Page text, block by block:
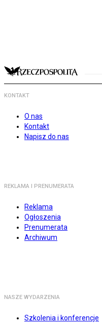
KONTAKT
O nas
Kontakt
Napisz do nas
REKLAMA I PRENUMERATA
Reklama
Ogłoszenia
Prenumerata
Archiwum
NASZE WYDARZENIA
Szkolenia i konferencje